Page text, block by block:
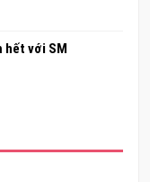
hết với SM